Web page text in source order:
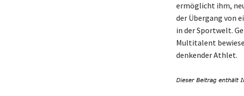
ermöglicht ihm,
der Übergang von
in der Sportwelt.
Multitalent
denkender Athlet.